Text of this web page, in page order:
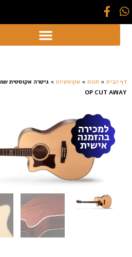
דף הבית » חנות » אקוסטיות »
OP CUT AWAY